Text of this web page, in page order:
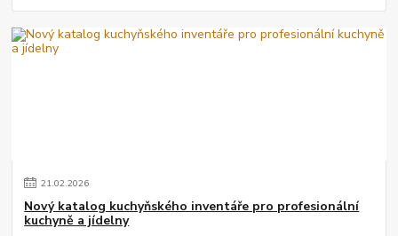
21.02.2026
Nový katalog kuchyňského inventáře pro profesionální
kuchyně a jídelny